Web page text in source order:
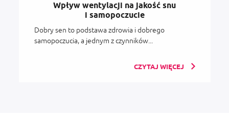
Wpływ wentylacji na jakość snu
i samopoczucie
Dobry sen to podstawa zdrowia i dobrego
samopoczucia, a jednym z czynników...
CZYTAJ WIĘCEJ